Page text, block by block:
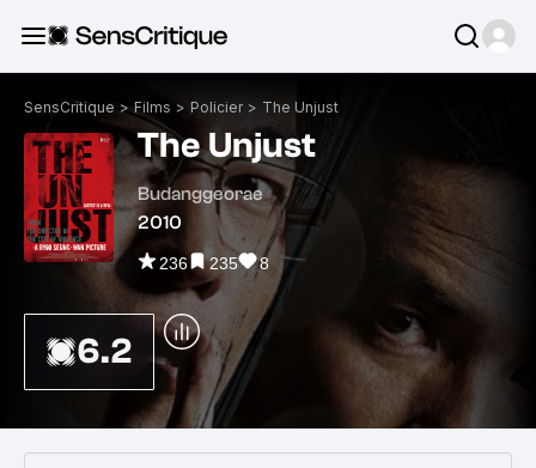
SensCritique > Films > Policier > The Unjust
The Unjust
Budanggeorae
2010
236 235 8
6.2